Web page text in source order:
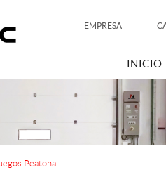
EMPRESA
INICIO
Peatonal